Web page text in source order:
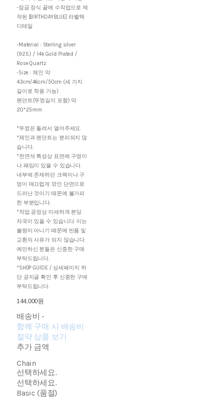
-잠금 장식 끝에 수작업으로 제
작된 [BIRTHDAYBLUE] 라벨택
디테일
-Material : Sterling silver
(925.) / 14k Gold Plated /
Rose Quartz
-Size : 체인 약
43cm/46cm/50cm (세 가지
길이로 착용 가능)
펜던트(뚜껑길이 포함) 약
20*25mm
*뚜껑은 돌려서 열어주세요.
*체인과 펜던트는 분리되지 않
습니다.
*천연석 특성상 표면에 구멍이
나 패임이 있을 수 있습니다.
내부에 존재하던 크랙이나 구
멍이 매끄럽게 깎인 단면으로
드러난 것이기 때문에 불가피
한 부분입니다.
*작업 공정상 미세하게 본딩
자국이 있을 수 있습니다. 이는
불량이 아니기 때문에 반품 및
교환의 사유가 되지 않습니다.
예민하신 분들은 신중한 구매
부탁드립니다.
*SHOP GUIDE / 상세페이지 하
단 공지글 확인 후 신중한 구매
부탁드립니다.
144,000원
배송비 -
함께 구매 시 배송비
절약 상품 보기
추가 금액
Chain
선택하세요.
선택하세요.
Basic (품절)